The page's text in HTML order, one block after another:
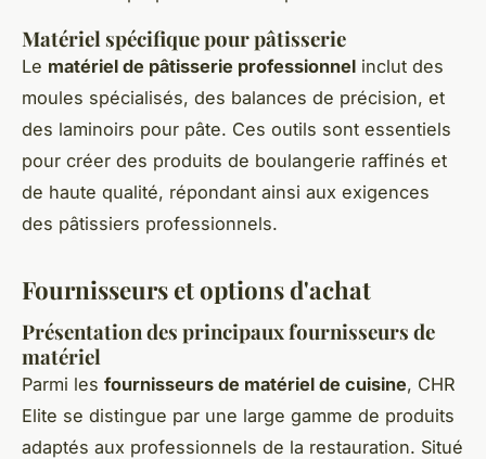
Matériel spécifique pour pâtisserie
Le matériel de pâtisserie professionnel inclut des
moules spécialisés, des balances de précision, et
des laminoirs pour pâte. Ces outils sont essentiels
pour créer des produits de boulangerie raffinés et
de haute qualité, répondant ainsi aux exigences
des pâtissiers professionnels.
Fournisseurs et options d'achat
Présentation des principaux fournisseurs de
matériel
Parmi les fournisseurs de matériel de cuisine, CHR
Elite se distingue par une large gamme de produits
adaptés aux professionnels de la restauration. Situé